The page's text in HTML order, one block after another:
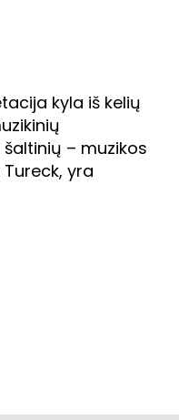
kyla iš kelių
– muzikos
yra